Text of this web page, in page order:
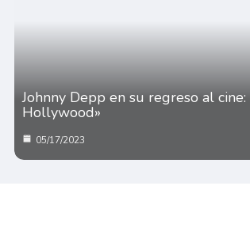
Johnny Depp en su regreso al cine:
Hollywood»
05/17/2023